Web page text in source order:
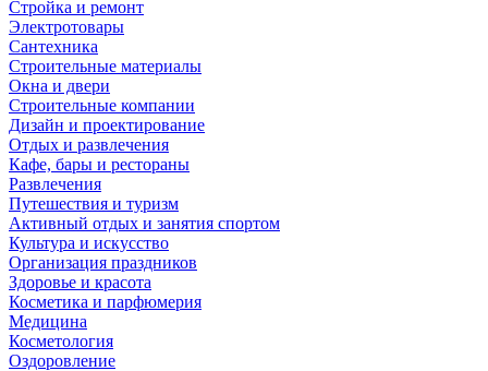
Стройка и ремонт
Электротовары
Сантехника
Строительные материалы
Окна и двери
Строительные компании
Дизайн и проектирование
Отдых и развлечения
Кафе, бары и рестораны
Развлечения
Путешествия и туризм
Активный отдых и занятия спортом
Культура и искусство
Организация праздников
Здоровье и красота
Косметика и парфюмерия
Медицина
Косметология
Оздоровление